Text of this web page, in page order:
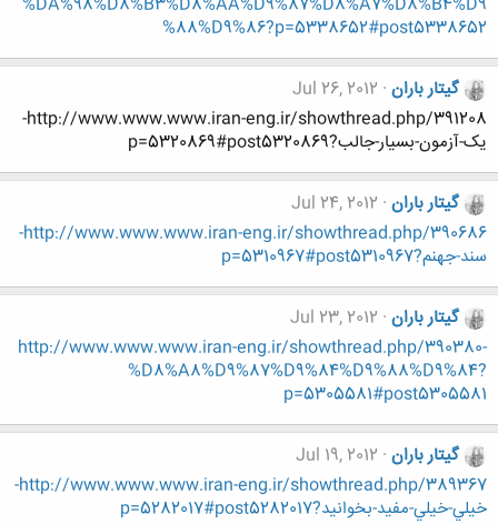
%88%D9%86?p=5338652#post5338652
گیتار باران Jul 26, 2012
http://www.www.www.iran-eng.ir/showthread.php/391208-
یک-آزمون-بسیار-جالب?p=5320869#post5320869
گیتار باران Jul 24, 2012
http://www.www.www.iran-eng.ir/showthread.php/390686-
سند-جهنم?p=5310967#post5310967
گیتار باران Jul 23, 2012
http://www.www.www.iran-eng.ir/showthread.php/390380-
%D8%A8%D9%87%D9%84%D9%88%D9%84?
p=5305581#post5305581
گیتار باران Jul 19, 2012
http://www.www.www.iran-eng.ir/showthread.php/389367-
خيلي-خيلي-مفيد-بخوانيد?p=5282017#post5282017